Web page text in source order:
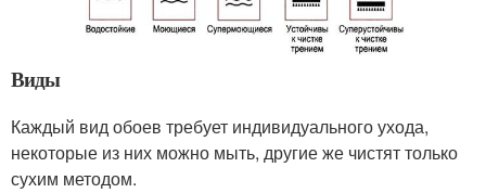
Виды
Каждый вид обоев требует индивидуального ухода,
некоторые из них можно мыть, другие же чистят только
сухим методом.